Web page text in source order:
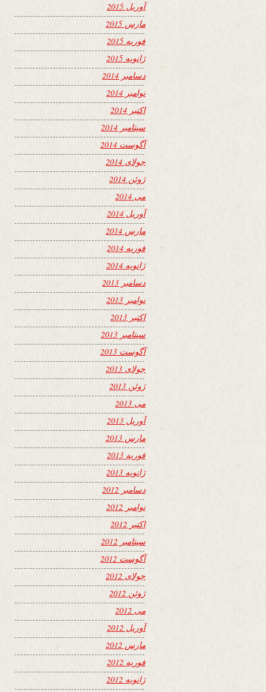
آوریل 2015
مارس 2015
فوریه 2015
ژانویه 2015
دسامبر 2014
نوامبر 2014
اکتبر 2014
سپتامبر 2014
آگوست 2014
جولای 2014
ژوئن 2014
می 2014
آوریل 2014
مارس 2014
فوریه 2014
ژانویه 2014
دسامبر 2013
نوامبر 2013
اکتبر 2013
سپتامبر 2013
آگوست 2013
جولای 2013
ژوئن 2013
می 2013
آوریل 2013
مارس 2013
فوریه 2013
ژانویه 2013
دسامبر 2012
نوامبر 2012
اکتبر 2012
سپتامبر 2012
آگوست 2012
جولای 2012
ژوئن 2012
می 2012
آوریل 2012
مارس 2012
فوریه 2012
ژانویه 2012